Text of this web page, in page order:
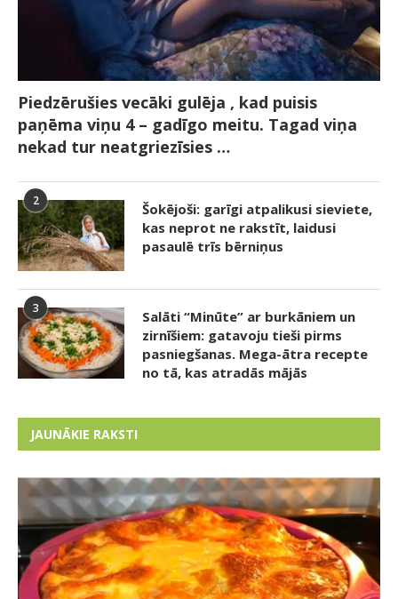
Piedzērušies vecāki gulēja , kad puisis
paņēma viņu 4 – gadīgo meitu. Tagad viņa
nekad tur neatgriezīsies …
2
Šokējoši: garīgi atpalikusi sieviete,
kas neprot ne rakstīt, laidusi
pasaulē trīs bērniņus
3
Salāti “Minūte” ar burkāniem un
zirnīšiem: gatavoju tieši pirms
pasniegšanas. Mega-ātra recepte
no tā, kas atradās mājās
JAUNĀKIE RAKSTI